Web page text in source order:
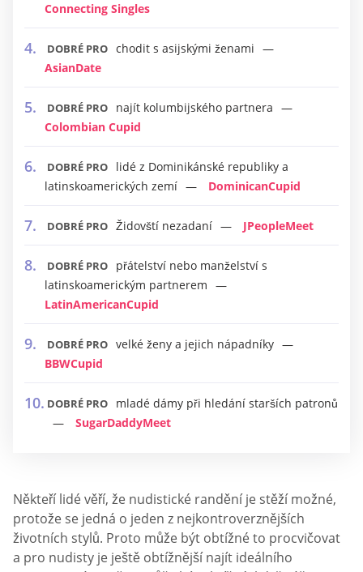
Connecting Singles
DOBRÉ PRO chodit s asijskými ženami
AsianDate
DOBRÉ PRO
najít kolumbijského partnera
Colombian Cupid
DOBRÉ PRO
lidé z Dominikánské republiky a
latinskoamerických zemí
DominicanCupid
DOBRÉ PRO Židovští nezadaní JPeopleMeet
DOBRÉ PRO
přátelství nebo manželství s
latinskoamerickým partnerem
LatinAmericanCupid
DOBRÉ PRO velké ženy a jejich nápadníky
BBWCupid
DOBRÉ PRO
mladé dámy při hledání starších patronů
SugarDaddyMeet
Někteří lidé věří, že nudistické randění je stěží možné,
protože se jedná o jeden z nejkontroverznějších
životních stylů. Proto může být obtížné to procvičovat
a pro nudisty je ještě obtížnější najít ideálního